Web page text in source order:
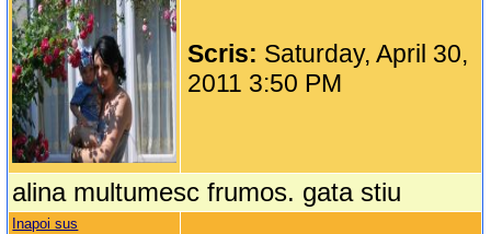
Scris: Saturday, April 30,
2011 3:50 PM
alina multumesc frumos. gata stiu
Inapoi sus